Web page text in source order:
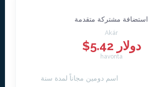
استضافة مشتركة متقدمة
Akár
$5.42 دولار
havonta
اسم دومين مجاناً لمدة سنة